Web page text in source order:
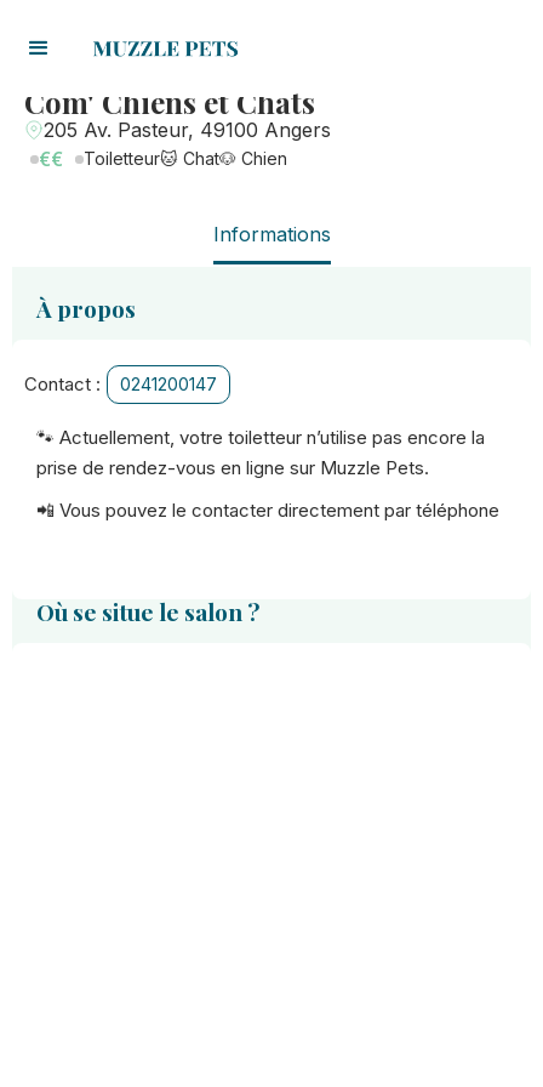
Com' Chiens et Chats
205 Av. Pasteur, 49100 Angers
€€ Toiletteur🐱 Chat🐶 Chien
Informations
À propos
Contact : 0241200147
🐾 Actuellement, votre toiletteur n’utilise pas encore la
prise de rendez-vous en ligne sur Muzzle Pets.
📲 Vous pouvez le contacter directement par téléphone
Où se situe le salon ?